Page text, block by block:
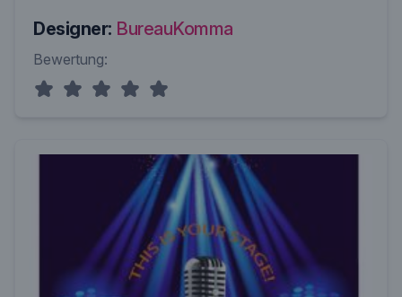
Designer: BureauKomma
Bewertung: